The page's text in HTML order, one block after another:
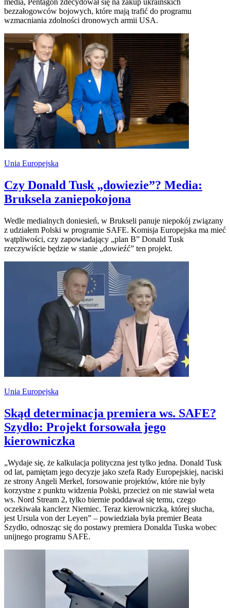
media, Pentagon zdecydował się na zakup ukraińskich
bezzałogowców bojowych, które mają trafić do programu
wzmacniania zdolności dronowych armii USA.
Unia Europejska
Czy Donald Tusk „dowiezie”? Media:
Bruksela zaniepokojona
Wedle medialnych doniesień, w Brukseli panuje niepokój związany
z udziałem Polski w programie SAFE. Komisja Europejska ma mieć
wątpliwości, czy zapowiadający „plan B” Donald Tusk
rzeczywiście będzie w stanie „dowieźć” ten projekt.
Unia Europejska
Skąd determinacja premiera ws. SAFE?
Szydło: Projekt forsowała jego
kierowniczka
„Wydaje się, że kalkulacja polityczna jest tylko jedna. Donald Tusk
od lat, pamiętam jego decyzje jako szefa Rady Europejskiej, naciski
ze strony Angeli Merkel, forsowanie projektów, które nie były
korzystne z punktu widzenia Polski, przecież on nie stawiał weta
ws. Nord Stream 2, tylko biernie poddawał się temu, czego
oczekiwała kanclerz Niemiec. Teraz kierowniczką, której słucha,
jest Ursula von der Leyen” – powiedziała była premier Beata
Szydło, odnosząc się do postawy premiera Donalda Tuska wobec
unijnego programu SAFE.